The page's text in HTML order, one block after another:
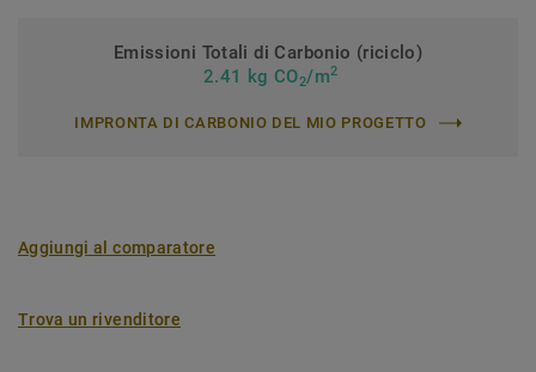
Emissioni Totali di Carbonio (riciclo)
2.41 kg CO2/m2
IMPRONTA DI CARBONIO DEL MIO PROGETTO
Aggiungi al comparatore
Trova un rivenditore